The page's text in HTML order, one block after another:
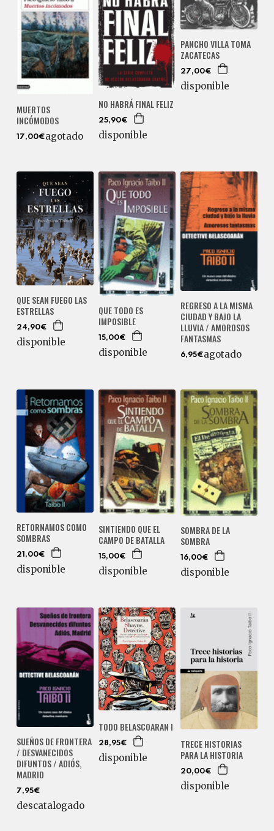
MUERTOS
INCÓMODOS
17,00€agotado
NO HABRÁ FINAL FELIZ
25,90€
disponible
PANCHO VILLA TOMA
ZACATECAS
27,00€
disponible
QUE SEAN FUEGO LAS
ESTRELLAS
24,90€
disponible
QUE TODO ES
IMPOSIBLE
15,00€
disponible
REGRESO A LA MISMA
CIUDAD Y BAJO LA
LLUVIA / AMOROSOS
FANTASMAS
6,95€agotado
RETORNAMOS COMO
SOMBRAS
21,00€
disponible
SINTIENDO QUE EL
CAMPO DE BATALLA
15,00€
disponible
SOMBRA DE LA
SOMBRA
16,00€
disponible
SUEÑOS DE FRONTERA
/ DESVANECIDOS
DIFUNTOS / ADIÓS,
MADRID
7,95€
descatalogado
TODO BELASCOARAN I
28,95€
disponible
TRECE HISTORIAS
PARA LA HISTORIA
20,00€
disponible